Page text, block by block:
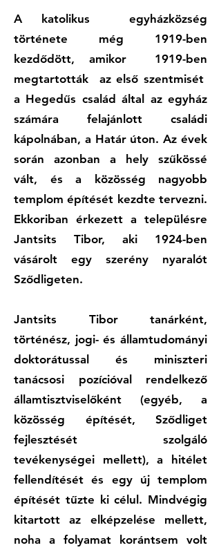
A katolikus egyházközség
története még 1919-ben
kezdődött, amikor 1919-ben
megtartották az első szentmisét
a Hegedűs család által az egyház
számára felajánlott családi
kápolnában, a Határ úton. Az évek
során azonban a hely szűkössé
vált, és a közösség nagyobb
templom építését kezdte tervezni.
Ekkoriban érkezett a településre
Jantsits Tibor, aki 1924-ben
vásárolt egy szerény nyaralót
Sződligeten.
Jantsits Tibor tanárként,
történész, jogi- és államtudományi
doktorátussal és miniszteri
tanácsosi pozícióval rendelkező
államtisztviselőként (egyéb, a
közösség építését, Sződliget
fejlesztését szolgáló
tevékenységei mellett), a hitélet
fellendítését és egy új templom
építését tűzte ki célul. Mindvégig
kitartott az elképzelése mellett,
noha a folyamat korántsem volt